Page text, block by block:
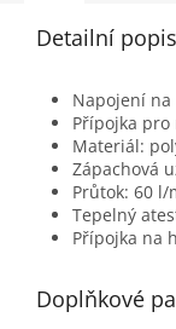
Detailní
Napojení
Přípojka
Materiál:
Zápachová
Průtok: 60 l/
Tepelný
Přípojka na
Doplňkové